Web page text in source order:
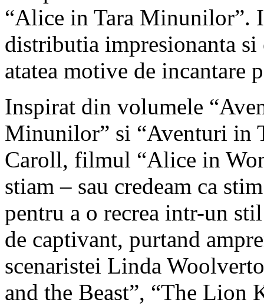
“Alice in Tara Minunilor”.
distributia impresionanta si
atatea motive de incantare
Inspirat din volumele
Minunilor” si “Aventuri in
Caroll, filmul “Alice in
stiam – sau credeam ca
pentru a o recrea intr-un
de captivant, purtand
scenaristei Linda
and the Beast”, “The Lion